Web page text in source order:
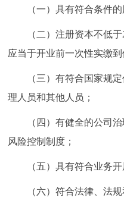
（一）具有符合条件的
（二）注册资本不低于2
应当于开业前一次性实缴到
（三）有符合国家规定
理人员和其他人员；
（四）有健全的公司治
风险控制制度；
（五）具有符合业务开
（六）符合法律、法规